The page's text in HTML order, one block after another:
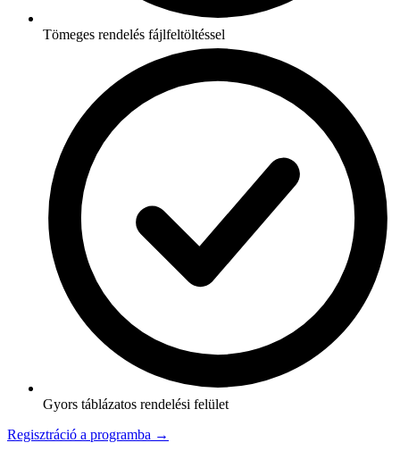
Tömeges rendelés fájlfeltöltéssel
Gyors táblázatos rendelési felület
Regisztráció a programba →